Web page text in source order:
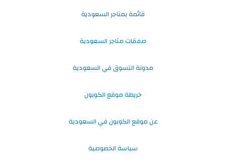
قائمة بمتاجر السعودية
صفقات متاجر السعودية
مدونة التسوق في السعودية
خريطة موقع الكوبون
عن موقع الكوبون في السعودية
سياسة الخصوصية